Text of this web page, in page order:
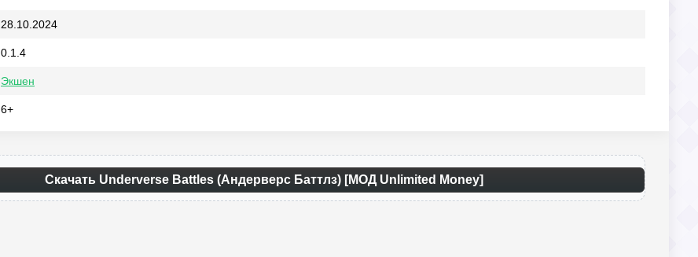
28.10.2024
0.1.4
Экшен
6+
Скачать Underverse Battles (Андерверс Баттлз) [МОД Unlimited Money]